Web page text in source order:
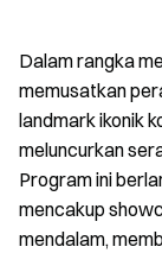
Dalam rangka
memusatkan
landmark ikonik
meluncurkan
Program ini
mencakup
mendalam,